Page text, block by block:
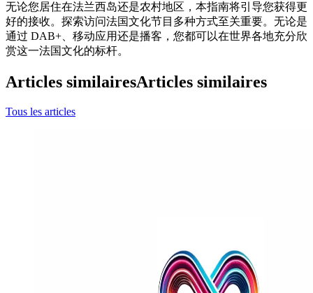
无论您居住在法兰西岛还是农村地区，本指南将引导您获得更
好的接收。探索访问法国文化节目多种方式至关重要。无论是
通过 DAB+、移动应用还是播客，您都可以在世界各地充分欣
赏这一法国文化的标杆。
Articles similairesArticles similaires
Tous les articles